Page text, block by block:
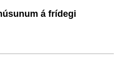
á frídegi